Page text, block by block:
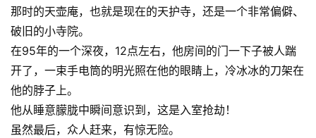
那时的天壶庵，也就是现在的天护寺，还是一个非常偏僻、
破旧的小寺院。
在95年的一个深夜，12点左右，他房间的门一下子被人踹
开了，一束手电筒的明光照在他的眼睛上，冷冰冰的刀架在
他的脖子上。
他从睡意朦胧中瞬间意识到，这是入室抢劫！
虽然最后，众人赶来，有惊无险。